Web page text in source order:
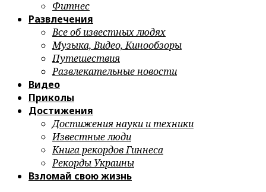
Фитнес
Развлечения
Все об известных людях
Музыка, Видео, Кинообзоры
Путешествия
Развлекательные новости
Видео
Приколы
Достижения
Достижения науки и техники
Известные люди
Книга рекордов Гиннеса
Рекорды Украины
Взломай свою жизнь